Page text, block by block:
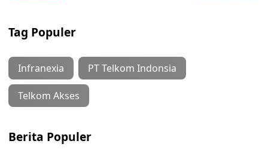
Tag Populer
Infranexia PT Telkom Indonsia
Telkom Akses
Berita Populer